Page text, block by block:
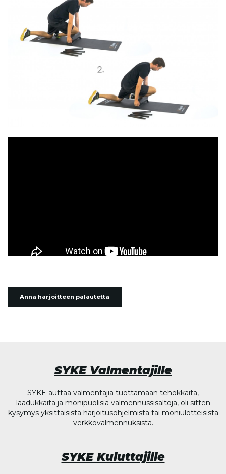
Anna harjoitteen palautetta
SYKE Valmentajille
SYKE auttaa valmentajia tuottamaan tehokkaita,
laadukkaita ja monipuolisia valmennussisältöjä, oli sitten
kysymys yksittäisistä harjoitusohjelmista tai moniulotteisista
verkkovalmennuksista.
SYKE Kuluttajille